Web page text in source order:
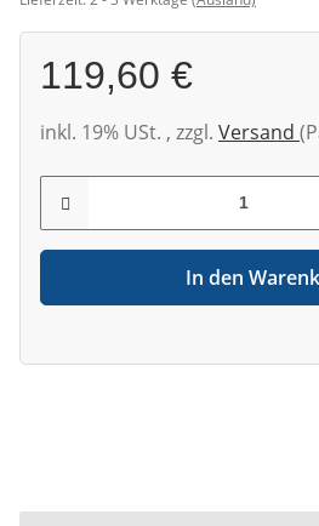
119,60 €
inkl. 19% USt. , zzgl. Versand
In den